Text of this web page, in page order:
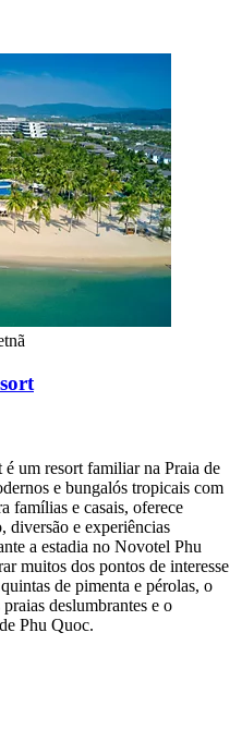
um resort familiar na Praia de
e bungalós tropicais com
famílias e casais, oferece
diversão e experiências
a estadia no Novotel Phu
muitos dos pontos de interesse
de pimenta e pérolas, o
deslumbrantes e o
Phu Quoc.